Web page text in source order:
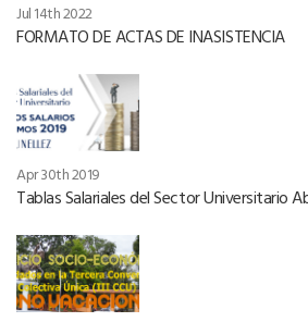
Jul 14th 2022
FORMATO DE ACTAS DE INASISTENCIA
Apr 30th 2019
Tablas Salariales del Sector Universitario